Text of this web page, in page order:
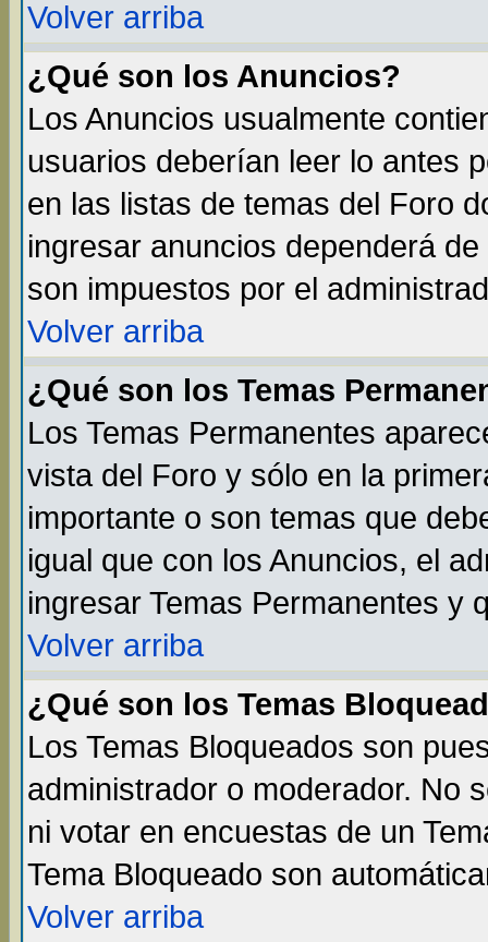
Volver arriba
¿Qué son los Anuncios?
Los Anuncios usualmente
usuarios deberían leer lo antes
en las listas de temas del Foro
ingresar anuncios dependerá
son impuestos por el
Volver arriba
¿Qué son los Temas
Los Temas Permanentes
vista del Foro y sólo en la
importante o son temas que
igual que con los Anuncios, el
ingresar Temas Permanentes y
Volver arriba
¿Qué son los Temas
Los Temas Bloqueados son
administrador o moderador. No
ni votar en encuestas de un
Tema Bloqueado son
Volver arriba